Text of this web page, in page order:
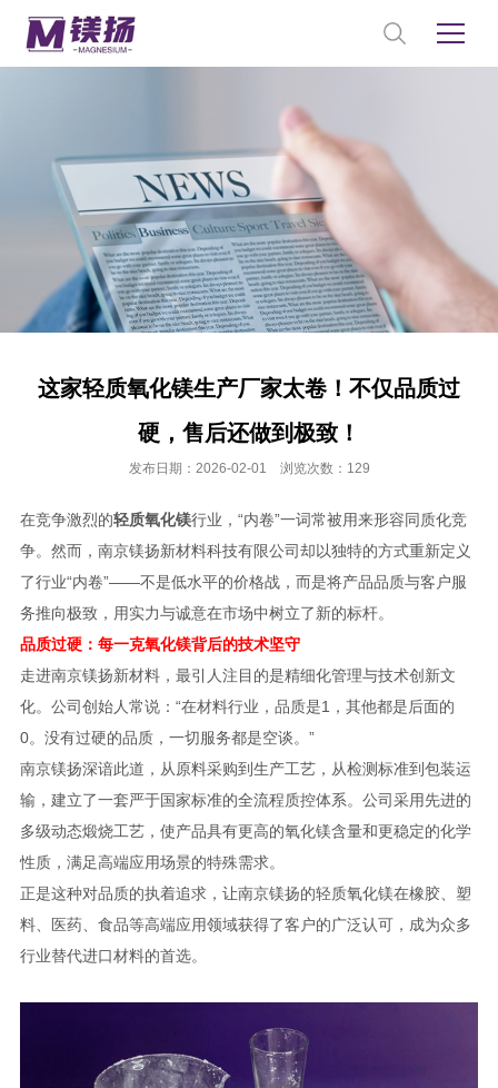
这家轻质氧化镁生产厂家太卷！不仅品质过
硬，售后还做到极致！
发布日期：2026-02-01 浏览次数：129
在竞争激烈的轻质氧化镁行业，“内卷”一词常被用来形容同质化竞
争。然而，南京镁扬新材料科技有限公司却以独特的方式重新定义
了行业“内卷”——不是低水平的价格战，而是将产品品质与客户服
务推向极致，用实力与诚意在市场中树立了新的标杆。
品质过硬：每一克氧化镁背后的技术坚守
走进南京镁扬新材料，最引人注目的是精细化管理与技术创新文
化。公司创始人常说：“在材料行业，品质是1，其他都是后面的
0。没有过硬的品质，一切服务都是空谈。”
南京镁扬深谙此道，从原料采购到生产工艺，从检测标准到包装运
输，建立了一套严于国家标准的全流程质控体系。公司采用先进的
多级动态煅烧工艺，使产品具有更高的氧化镁含量和更稳定的化学
性质，满足高端应用场景的特殊需求。
正是这种对品质的执着追求，让南京镁扬的轻质氧化镁在橡胶、塑
料、医药、食品等高端应用领域获得了客户的广泛认可，成为众多
行业替代进口材料的首选。